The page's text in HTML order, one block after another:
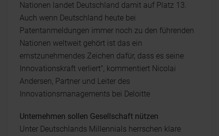
Nationen landet Deutschland damit auf Platz 13.
Auch wenn Deutschland heute bei
Patentanmeldungen immer noch zu den führenden
Nationen weltweit gehört ist das ein
ernstzunehmendes Zeichen dafür, dass es seine
Innovationskraft verliert", kommentiert Nicolai
Andersen, Partner und Leiter des
Innovationsmanagements bei Deloitte
Unternehmen sollen Gesellschaft nützen
Unter Deutschlands Millennials herrschen klare